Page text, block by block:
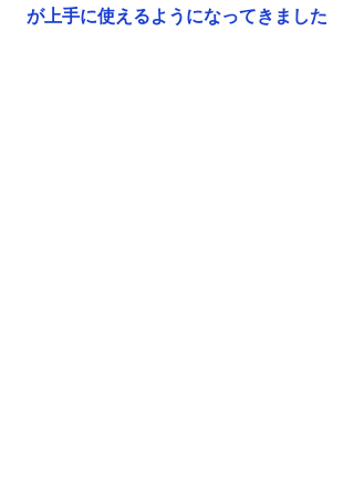
が上手に使えるようになってきました